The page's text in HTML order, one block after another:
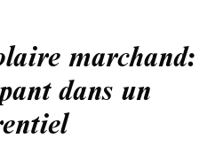
marchand:
dans un